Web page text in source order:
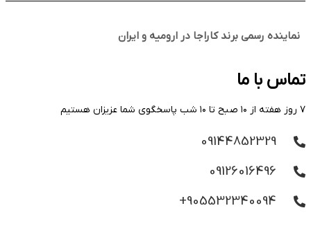
نماینده رسمی برند کاراجا در ارومیه و ایران
تماس با ما
۷ روز هفته از ۱۰ صبح تا ۱۰ شب پاسخگوی شما عزیزان هستیم
09144852329
09126016496
905532340094+